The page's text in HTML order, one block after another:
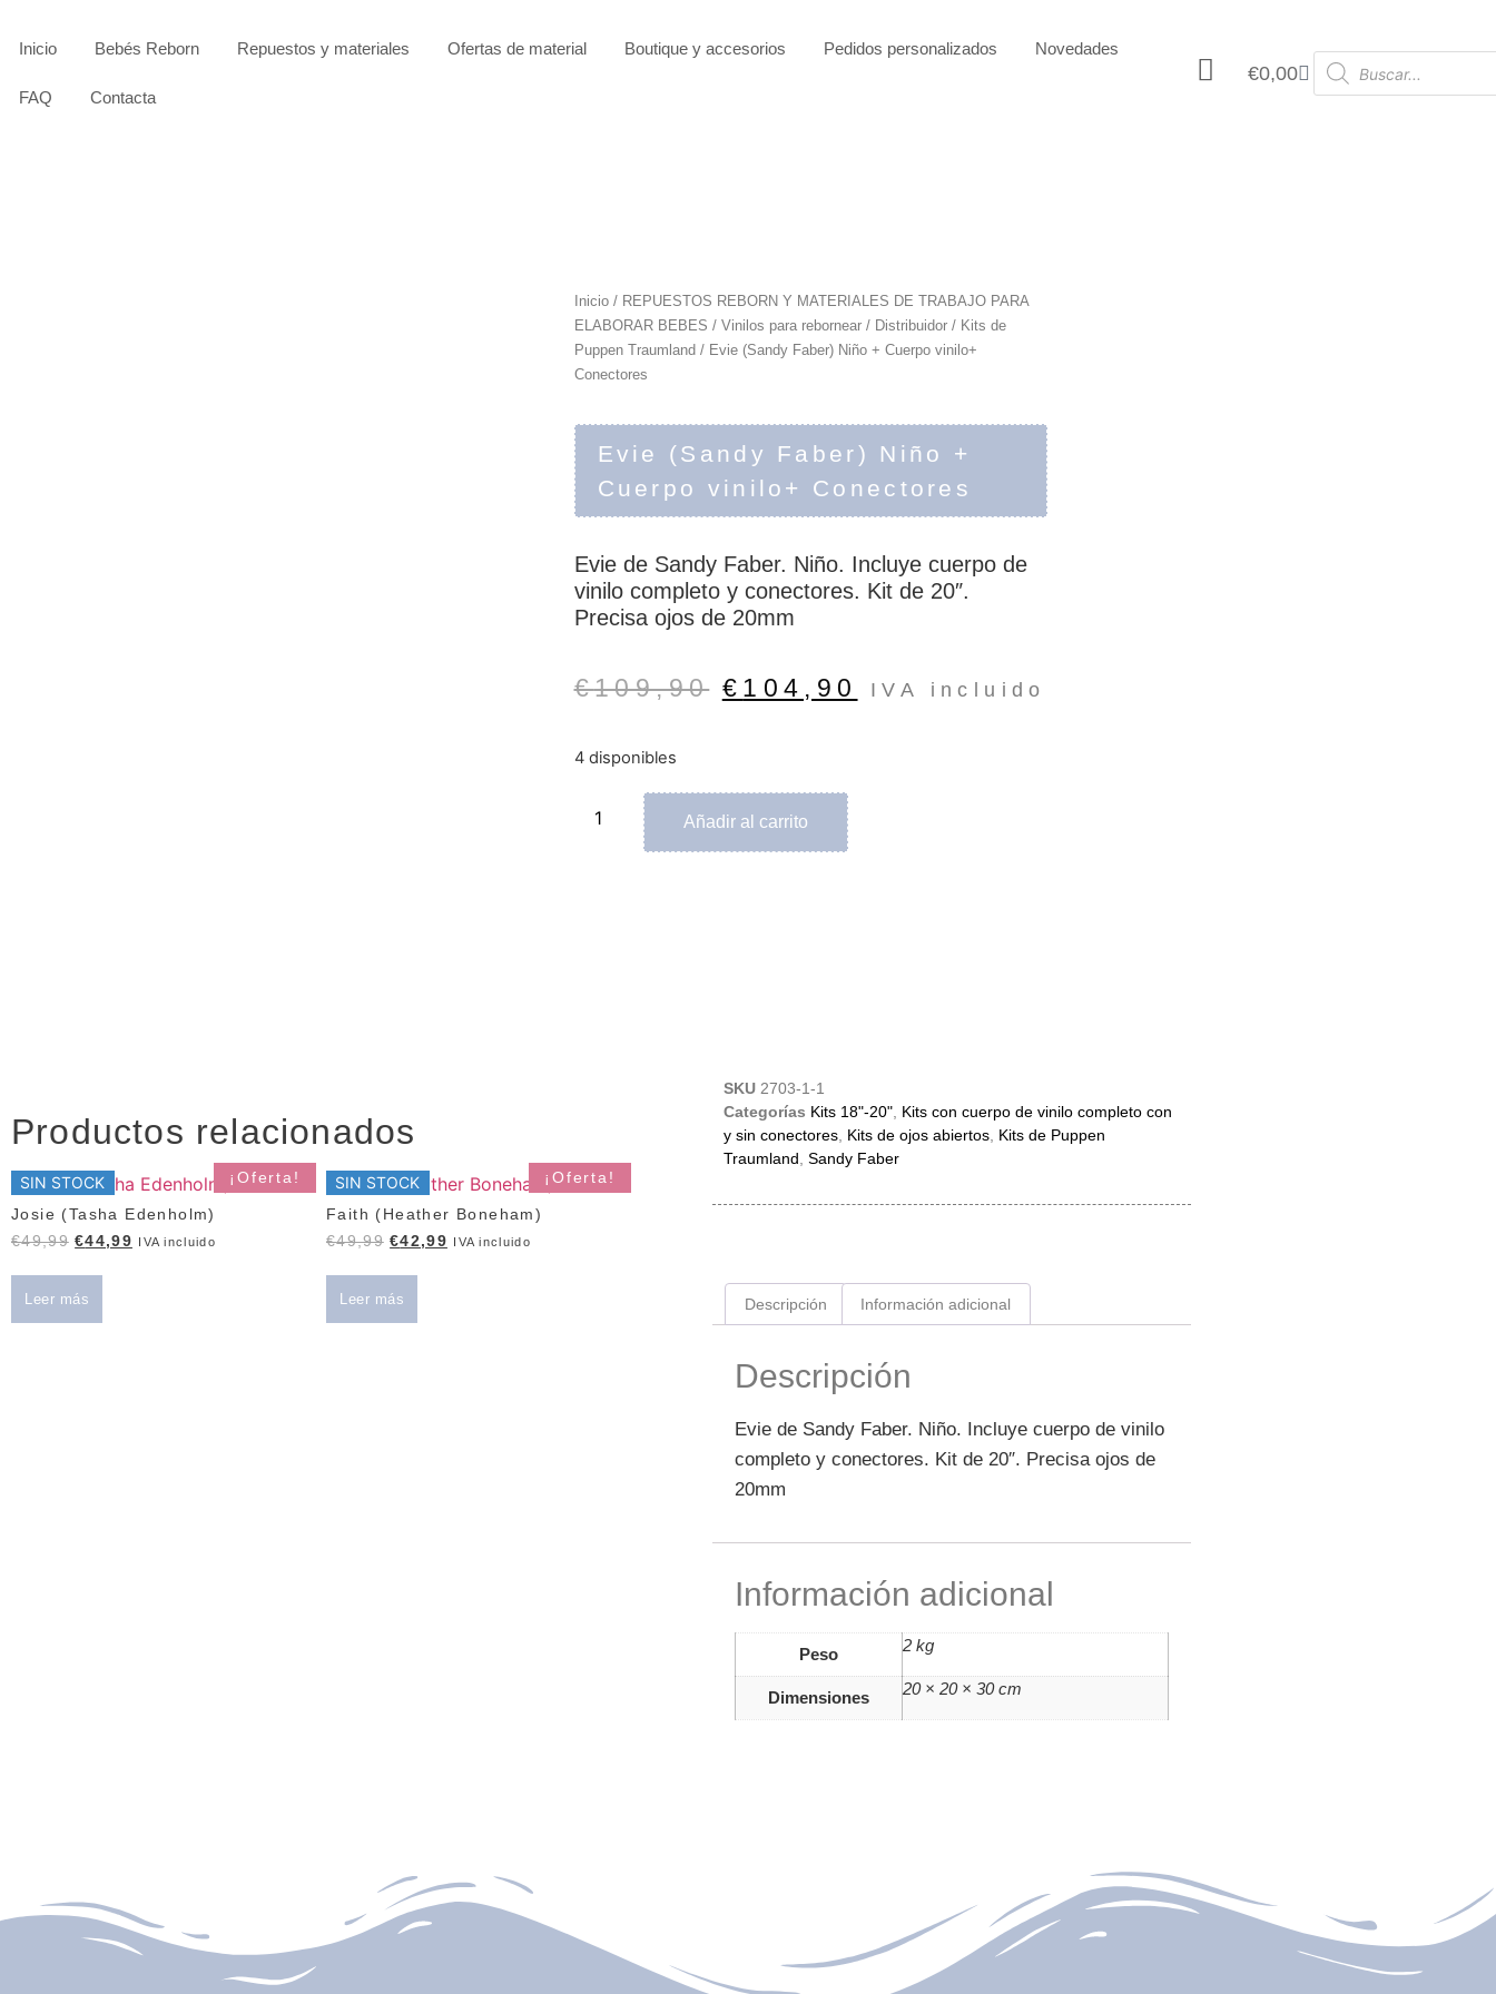
Inicio Bebés Reborn Repuestos y materiales Ofertas de material Boutique y accesorios Pedidos personalizados Novedades
FAQ Contacta
€0,00
Inicio/ REPUESTOS REBORN Y MATERIALES DE TRABAJO PARA
ELABORAR BEBES / Vinilos para rebornear/ Distribuidor/ Kits de
Puppen Traumland / Evie (Sandy Faber) Niño + Cuerpo vinilo+
Conectores
Evie (Sandy Faber) Niño +
Cuerpo vinilo+ Conectores
Evie de Sandy Faber. Niño. Incluye cuerpo de
vinilo completo y conectores. Kit de 20″.
Precisa ojos de 20mm
€109,90 € 104,90 IVA incluido
4 disponibles
Añadir al carrito
Productos relacionados
¡Oferta!
SIN STOCK
Josie (Tasha Edenholm)
€49,99 €44,99 IVA incluido
Leer más
¡Oferta!
SIN STOCK
Faith (Heather Boneham)
€49,99 €42,99 IVA incluido
Leer más
SKU 2703-1-1
Categorías Kits 18"-20" Kits con cuerpo de vinilo completo con
y sin conectores Kits de ojos abiertos Kits de Puppen
Traumland Sandy Faber
Descripción Información adicional
Descripción
Evie de Sandy Faber. Niño. Incluye cuerpo de vinilo
completo y conectores. Kit de 20″. Precisa ojos de
20mm
Información adicional
Peso 2 kg
Dimensiones 20 × 20 × 30 cm